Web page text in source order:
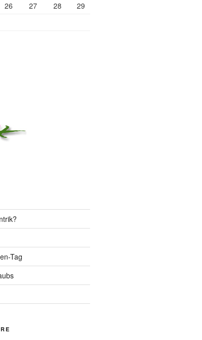
26 27 28
29
Tag